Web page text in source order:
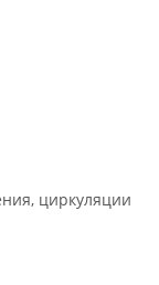
циркуляции